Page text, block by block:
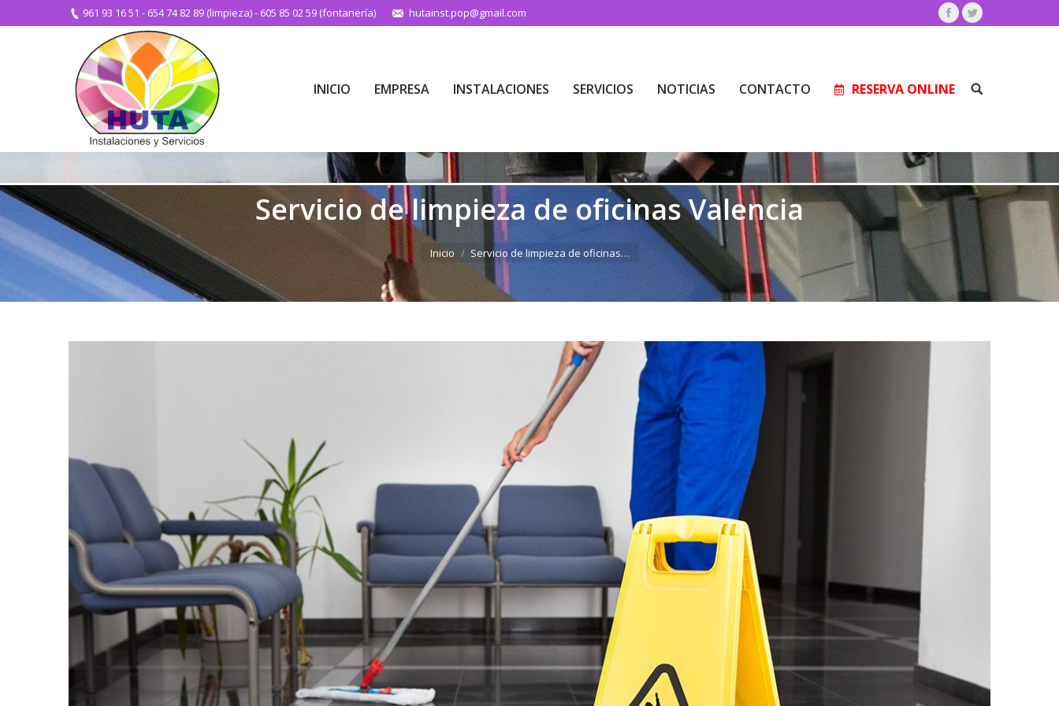
961 93 16 51 - 654 74 82 89 (limpieza)- 605 85 02 59 (fontanería) hutainst.pop@gmail.com Facebook
Twitter
INICIO EMPRESA INSTALACIONES SERVICIOS NOTICIAS CONTACTO RESERVA ONLINE Buscar:
Servicio de limpieza de oficinas Valencia
Estás aquí:
Inicio Servicio de limpieza de oficinas…